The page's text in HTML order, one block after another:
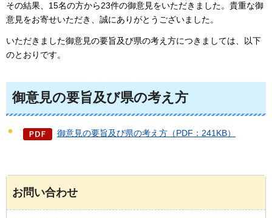
その結果、15名の方から23件の御意見をいただきました。貴重な御
意見をお寄せいただき、誠にありがとうございました。
いただきました御意見の要旨及び県の考え方につきましては、以下
のとおりです。
御意見の要旨及び県の考え方
御意見の要旨及び県の考え方（PDF：241KB）
お問い合わせ